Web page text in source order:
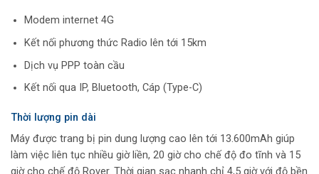
Modem internet 4G
Kết nối phương thức Radio lên tới 15km
Dịch vụ PPP toàn cầu
Kết nối qua IP, Bluetooth, Cáp (Type-C)
Thời lượng pin dài
Máy được trang bị pin dung lượng cao lên tới 13.600mAh giúp
làm việc liên tục nhiều giờ liền, 20 giờ cho chế độ đo tĩnh và 15